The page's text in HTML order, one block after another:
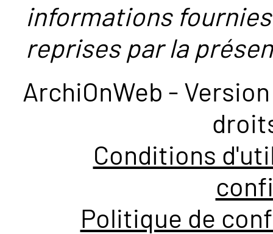
informations
reprises par la
ArchiOnWeb -
Conditions
Politique de